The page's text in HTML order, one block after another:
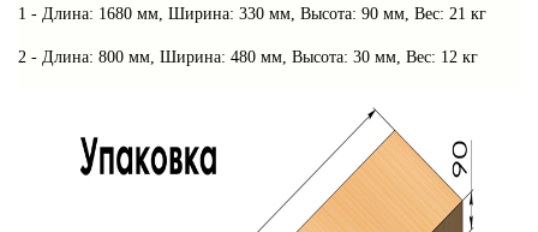
1 - Длина: 1680 мм, Ширина: 330 мм, Высота: 90 мм, Вес: 21 кг
2 - Длина: 800 мм, Ширина: 480 мм, Высота: 30 мм, Вес: 12 кг